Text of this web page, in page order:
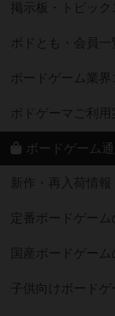
掲示板・トピック
ボドとも・会員一
ボードゲーム業界
ボドゲーマご利用
ボードゲーム通
新作・再入荷情報
定番ボードゲー
国産ボードゲー
子供向けボード